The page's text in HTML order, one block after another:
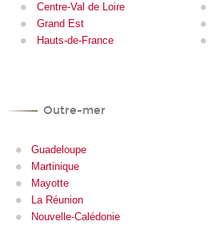
Centre-Val de Loire
Grand Est
Hauts-de-France
Outre-mer
Guadeloupe
Martinique
Mayotte
La Réunion
Nouvelle-Calédonie